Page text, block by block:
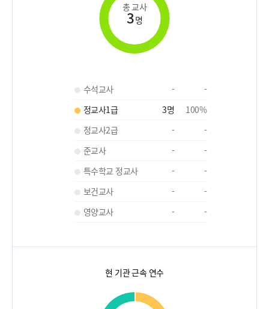
총 교사
3명
수석교사 -
-
정교사1급
3명 100%
정교사2급
-
-
준교사
-
-
특수학교 정교사
-
-
보건교사
-
-
영양교사
- -
현 기관 근속 연수